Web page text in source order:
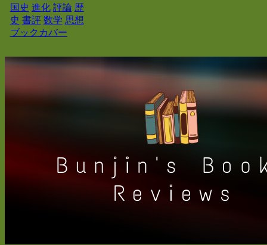
国史 進化 評論 歴
史 書評 数学 思想
ブックカバー